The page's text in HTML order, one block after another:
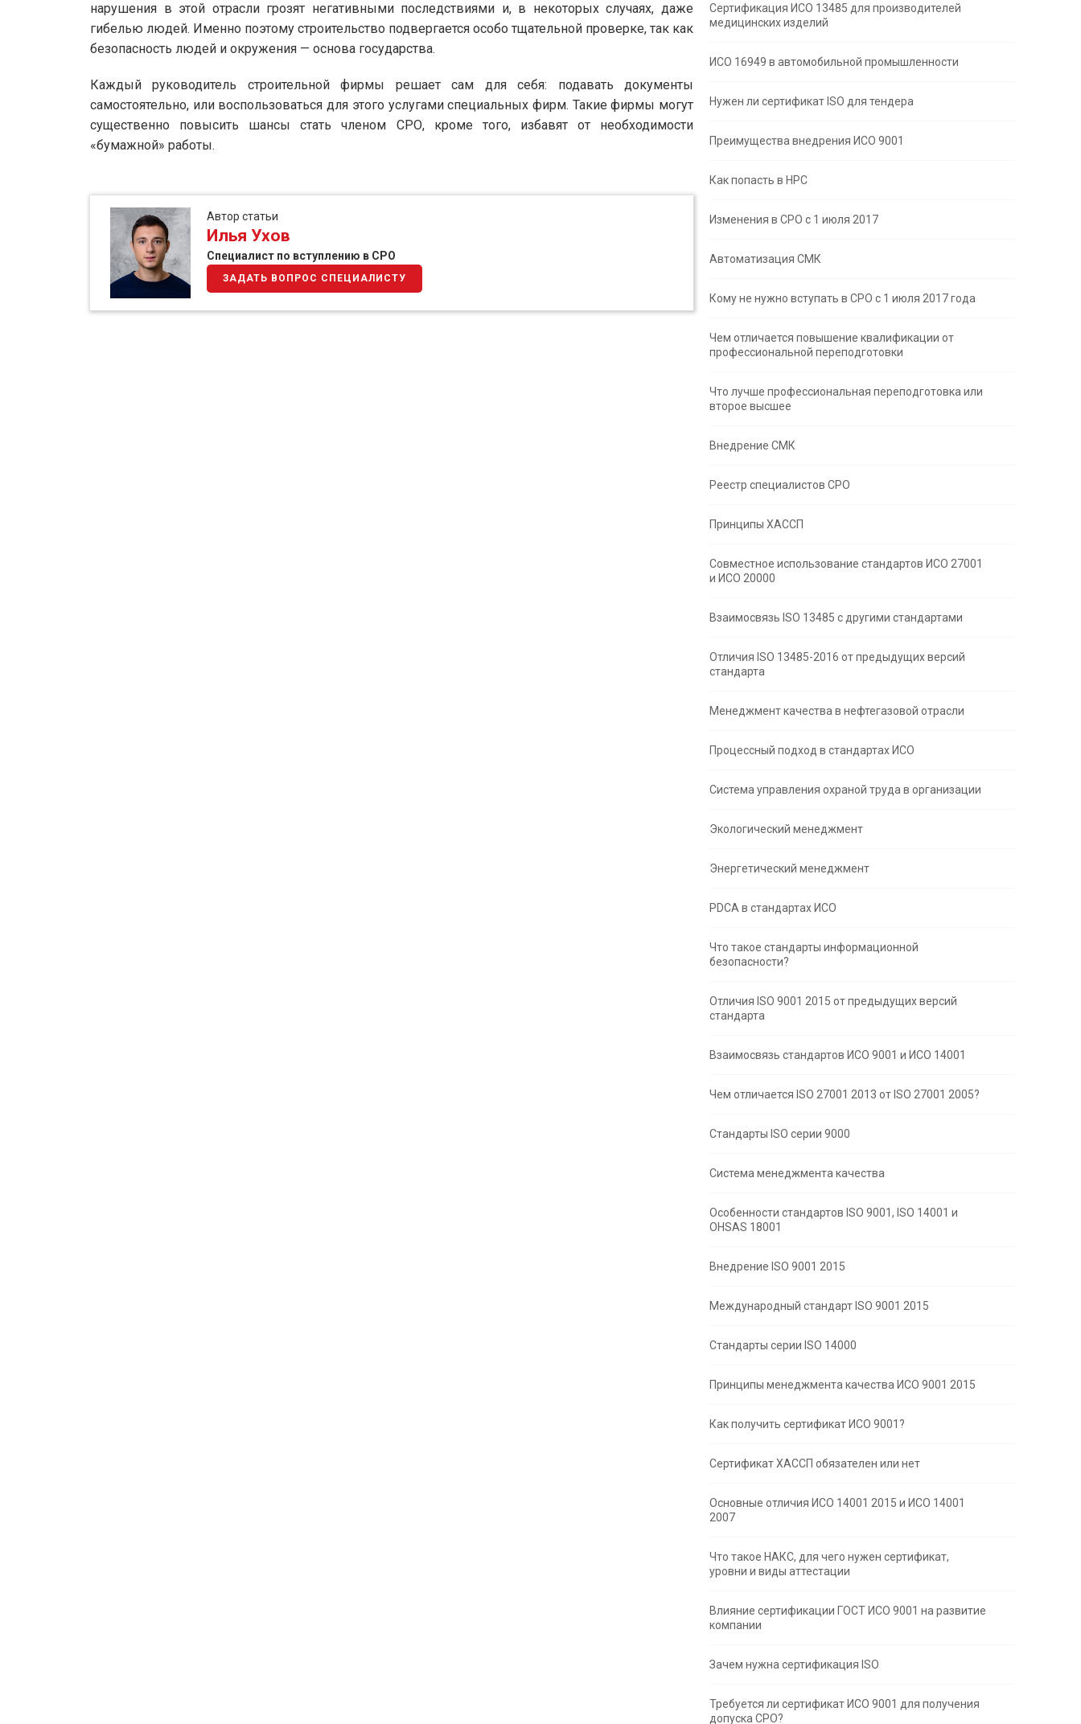
нарушения в этой отрасли грозят негативными последствиями и, в некоторых случаях, даже
гибелью людей. Именно поэтому строительство подвергается особо тщательной проверке, так как
безопасность людей и окружения — основа государства.
Каждый руководитель строительной фирмы решает сам для себя: подавать документы
самостоятельно, или воспользоваться для этого услугами специальных фирм. Такие фирмы могут
существенно повысить шансы стать членом СРО, кроме того, избавят от необходимости
«бумажной» работы.
Автор статьи
Илья Ухов
Специалист по вступлению в СРО
ЗАДАТЬ ВОПРОС СПЕЦИАЛИСТУ
Сертификация ИСО 13485 для производителей
медицинских изделий
ИСО 16949 в автомобильной промышленности
Нужен ли сертификат ISO для тендера
Преимущества внедрения ИСО 9001
Как попасть в НРС
Изменения в СРО с 1 июля 2017
Автоматизация СМК
Кому не нужно вступать в СРО с 1 июля 2017 года
Чем отличается повышение квалификации от
профессиональной переподготовки
Что лучше профессиональная переподготовка или
второе высшее
Внедрение СМК
Реестр специалистов СРО
Принципы ХАССП
Совместное использование стандартов ИСО 27001
и ИСО 20000
Взаимосвязь ISO 13485 с другими стандартами
Отличия ISO 13485-2016 от предыдущих версий
стандарта
Менеджмент качества в нефтегазовой отрасли
Процессный подход в стандартах ИСО
Система управления охраной труда в организации
Экологический менеджмент
Энергетический менеджмент
PDCA в стандартах ИСО
Что такое стандарты информационной
безопасности?
Отличия ISO 9001 2015 от предыдущих версий
стандарта
Взаимосвязь стандартов ИСО 9001 и ИСО 14001
Чем отличается ISO 27001 2013 от ISO 27001 2005?
Стандарты ISO серии 9000
Система менеджмента качества
Особенности стандартов ISO 9001, ISO 14001 и
OHSAS 18001
Внедрение ISO 9001 2015
Международный стандарт ISO 9001 2015
Стандарты серии ISO 14000
Принципы менеджмента качества ИСО 9001 2015
Как получить сертификат ИСО 9001?
Сертификат ХАССП обязателен или нет
Основные отличия ИСО 14001 2015 и ИСО 14001
2007
Что такое НАКС, для чего нужен сертификат,
уровни и виды аттестации
Влияние сертификации ГОСТ ИСО 9001 на развитие
компании
Зачем нужна сертификация ISO
Требуется ли сертификат ИСО 9001 для получения
допуска СРО?